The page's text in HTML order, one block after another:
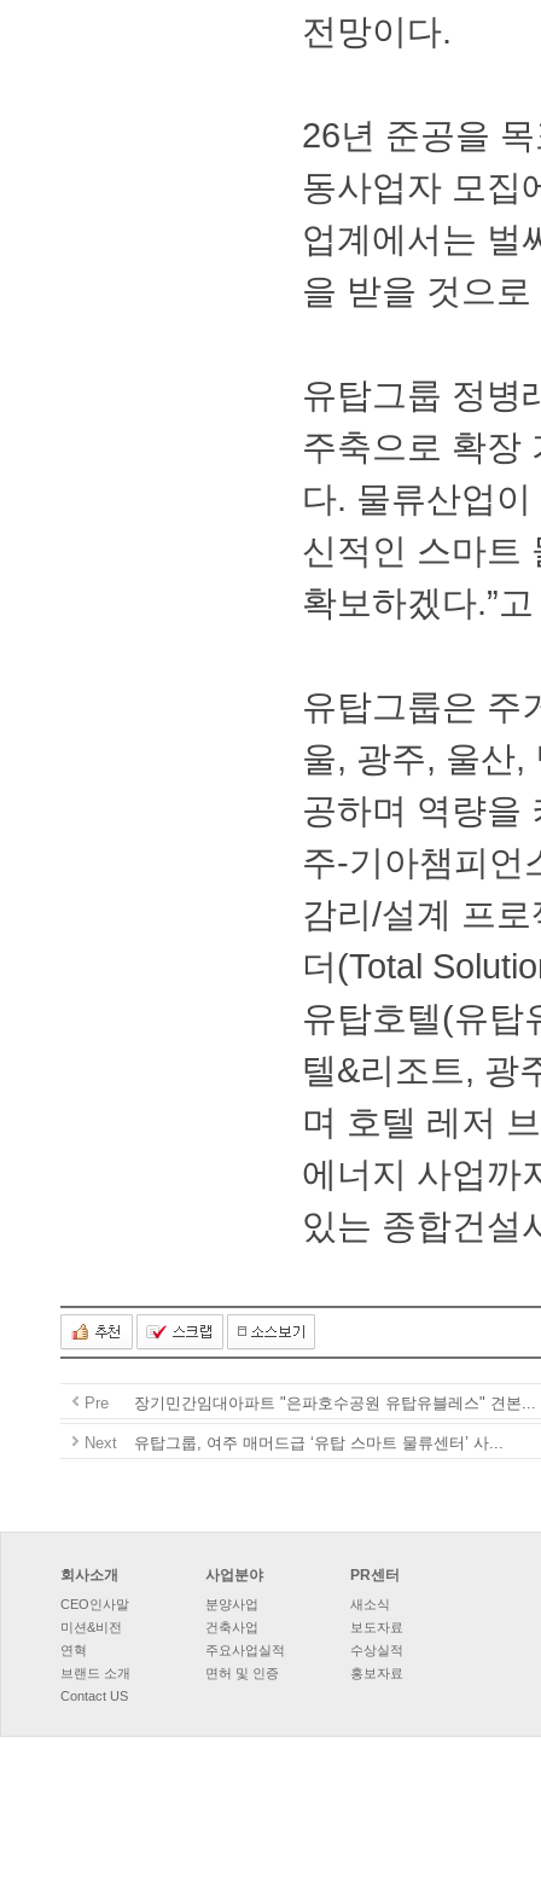
전망이다.
26년준공을
동사업자모
업계에서는
을받을것으
유탑그룹정병
주축으로확
다.물류산업
신적인스마
확보하겠다.”
유탑그룹은주
울,광주,울산
공하며역량을
주-기아챔피
감리/설계프
더
유탑호텔(유
텔&리조트,광
며호텔레저
에너지사업까
있는종합건설
Pre 장기민간임대아파트"은파호수공원유탑유블레스"견본...
Next 유탑그룹,여주매머드급‘유탑스마트물류센터’사...
회사소개
CEO인사말
미션&비전
연혁
브랜드소개
ContactUS
사업분야
분양사업
건축사업
주요사업실적
면허및인증
PR센터
새소식
보도자료
수상실적
홍보자료